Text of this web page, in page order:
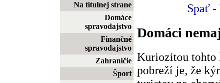
Na titulnej strane
Domáce
spravodajstvo
Finančné
spravodajstvo
Zahraničie
Šport
Spať -
Domáci
Kuriozitou tohto
pobreží je, že